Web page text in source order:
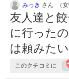
みっき さん （女
友人達と
に行った
は頼みた
このクチコミに